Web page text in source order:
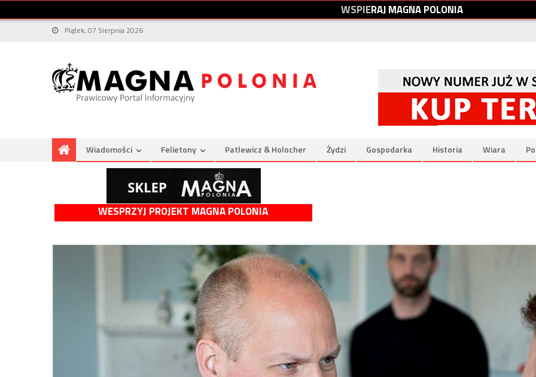
WSPIERAJMAGNAPOLONIA
Piątek, 07 Sierpnia 2026
Wiadomości Felietony Patlewicz & Holocher Żydzi Gospodarka Historia Wiara
WESPRZYJ PROJEKT MAGNA POLONIA